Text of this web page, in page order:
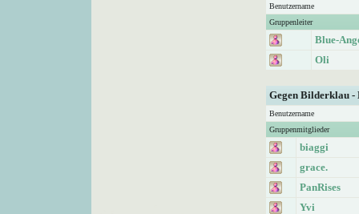
Benutzername
Gruppenleiter
Blue-
Oli
Gegen Bilderklau
Benutzername
Gruppenmitglieder
biaggi
grace.
PanRises
Yvi